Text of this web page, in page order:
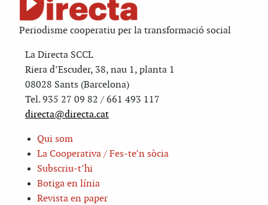
Periodisme cooperatiu per la transformació social
La Directa SCCL
Riera d’Escuder, 38, nau 1, planta 1
08028 Sants (Barcelona)
Tel. 935 27 09 82 / 661 493 117
directa@directa.cat
Qui som
La Cooperativa / Fes-te’n sòcia
Subscriu-t’hi
Botiga en línia
Revista en paper